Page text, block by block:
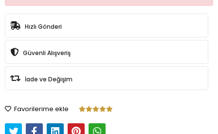
Hızlı Gönderi
Güvenli Alışveriş
İade ve Değişim
Favorilerime ekle